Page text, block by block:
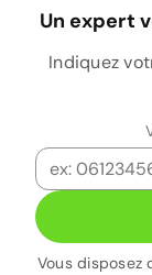
Un expert
Indiquez
Vous disposez